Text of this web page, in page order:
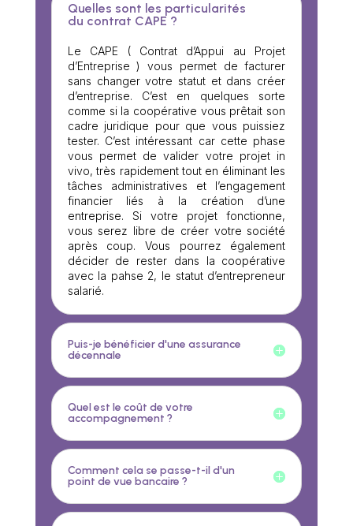
Quelles sont les particularités
du contrat CAPE ?
Le CAPE ( Contrat d’Appui au Projet
d’Entreprise ) vous permet de facturer
sans changer votre statut et dans créer
d’entreprise. C’est en quelques sorte
comme si la coopérative vous prêtait son
cadre juridique pour que vous puissiez
tester. C’est intéressant car cette phase
vous permet de valider votre projet in
vivo, très rapidement tout en éliminant les
tâches administratives et l’engagement
financier liés à la création d’une
entreprise. Si votre projet fonctionne,
vous serez libre de créer votre société
après coup. Vous pourrez également
décider de rester dans la coopérative
avec la pahse 2, le statut d’entrepreneur
salarié.
Puis-je bénéficier d'une assurance
décennale
Quel est le coût de votre
accompagnement ?
Comment cela se passe-t-il d'un
point de vue bancaire ?